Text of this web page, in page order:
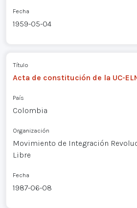
Fecha
1959-05-04
Título
Acta de constitución de la UC-
País
Colombia
Organización
Movimiento de Integración
Libre
Fecha
1987-06-08